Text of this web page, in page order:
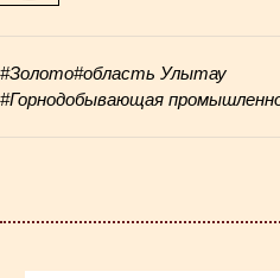
#Золото#область Улытау
#Горнодобывающая